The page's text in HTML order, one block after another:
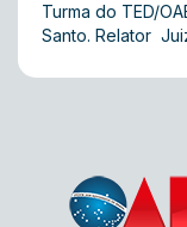
Turma do TED/
Santo. Relator 